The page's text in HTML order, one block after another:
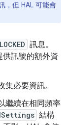
，但 HAL 可能會
LOCKED 訊息。
供訊號的額外資
集必要資訊。
繼續在相同頻率
結構